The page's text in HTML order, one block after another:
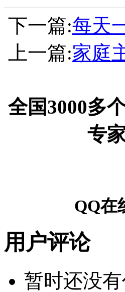
下一篇:每天
上一篇:家庭
全国3000多
专
QQ在
用户评论
暂时还没